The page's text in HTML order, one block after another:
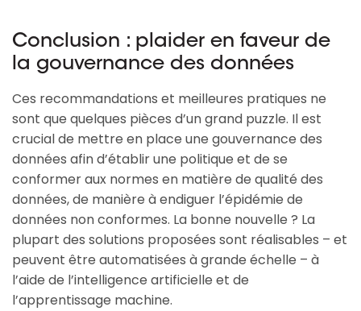
Conclusion : plaider en faveur de
la gouvernance des données
Ces recommandations et meilleures pratiques ne
sont que quelques pièces d’un grand puzzle. Il est
crucial de mettre en place une gouvernance des
données afin d’établir une politique et de se
conformer aux normes en matière de qualité des
données, de manière à endiguer l’épidémie de
données non conformes. La bonne nouvelle ? La
plupart des solutions proposées sont réalisables – et
peuvent être automatisées à grande échelle – à
l’aide de l’intelligence artificielle et de
l’apprentissage machine.